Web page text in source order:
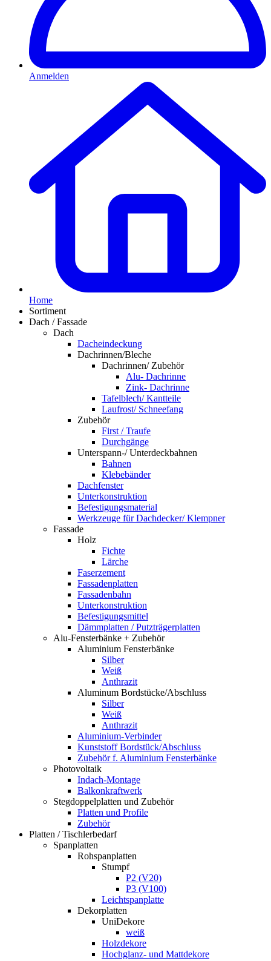
Anmelden
Home
Sortiment
Dach / Fassade
Dach
Dacheindeckung
Dachrinnen/Bleche
Dachrinnen/ Zubehör
Alu- Dachrinne
Zink- Dachrinne
Tafelblech/ Kantteile
Laufrost/ Schneefang
Zubehör
First / Traufe
Durchgänge
Unterspann-/ Unterdeckbahnen
Bahnen
Klebebänder
Dachfenster
Unterkonstruktion
Befestigungsmaterial
Werkzeuge für Dachdecker/ Klempner
Fassade
Holz
Fichte
Lärche
Faserzement
Fassadenplatten
Fassadenbahn
Unterkonstruktion
Befestigungsmittel
Dämmplatten / Putzträgerplatten
Alu-Fensterbänke + Zubehör
Aluminium Fensterbänke
Silber
Weiß
Anthrazit
Aluminum Bordstücke/Abschluss
Silber
Weiß
Anthrazit
Aluminium-Verbinder
Kunststoff Bordstück/Abschluss
Zubehör f. Aluminium Fensterbänke
Photovoltaik
Indach-Montage
Balkonkraftwerk
Stegdoppelplatten und Zubehör
Platten und Profile
Zubehör
Platten / Tischlerbedarf
Spanplatten
Rohspanplatten
Stumpf
P2 (V20)
P3 (V100)
Leichtspanplatte
Dekorplatten
UniDekore
weiß
Holzdekore
Hochglanz- und Mattdekore